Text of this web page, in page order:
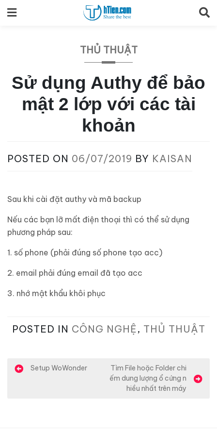
to
THỦ THUẬT
Sử dụng Authy để bảo
mật 2 lớp với các tài
khoản
POSTED ON 06/07/2019 BY KAISAN
Sau khi cài đặt authy và mã backup
Nếu các bạn lỡ mất điện thoại thì có thể sử dụng
phương pháp sau:
1. số phone (phải đúng số phone tạo acc)
2. email phải đúng email đã tạo acc
3. nhớ mật khẩu khôi phục
POSTED IN CÔNG NGHỆ, THỦ THUẬT
Đ
Setup WoWonder
Tìm File hoặc Folder chi
ếm dung lượng ổ cứng n
hiều nhất trên máy